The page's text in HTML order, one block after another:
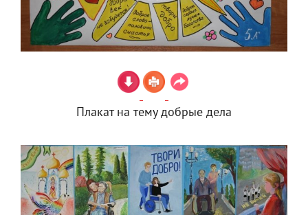
Плакат на тему добрые дела